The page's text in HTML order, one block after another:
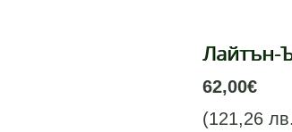
Лайтън-
62,00€
(121,26